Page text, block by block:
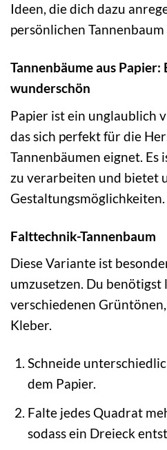
Ideen, die dich dazu
persönlichen
Tannenbäume aus
wunderschön
Papier ist ein unglaublich
das sich perfekt für die
Tannenbäumen eignet. Es
zu verarbeiten und bietet
Gestaltungsmöglichkeiten.
Falttechnik-Tannenbaum
Diese Variante ist
umzusetzen. Du benötigst
verschiedenen
Kleber.
Schneide
dem Papier.
Falte jedes Quadrat
sodass ein Dreieck